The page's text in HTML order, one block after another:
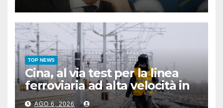
TOP NEWS
Cina, al via test per la linea
ferroviaria ad alta velocità in
zona permafrost
AGO 6, 2026